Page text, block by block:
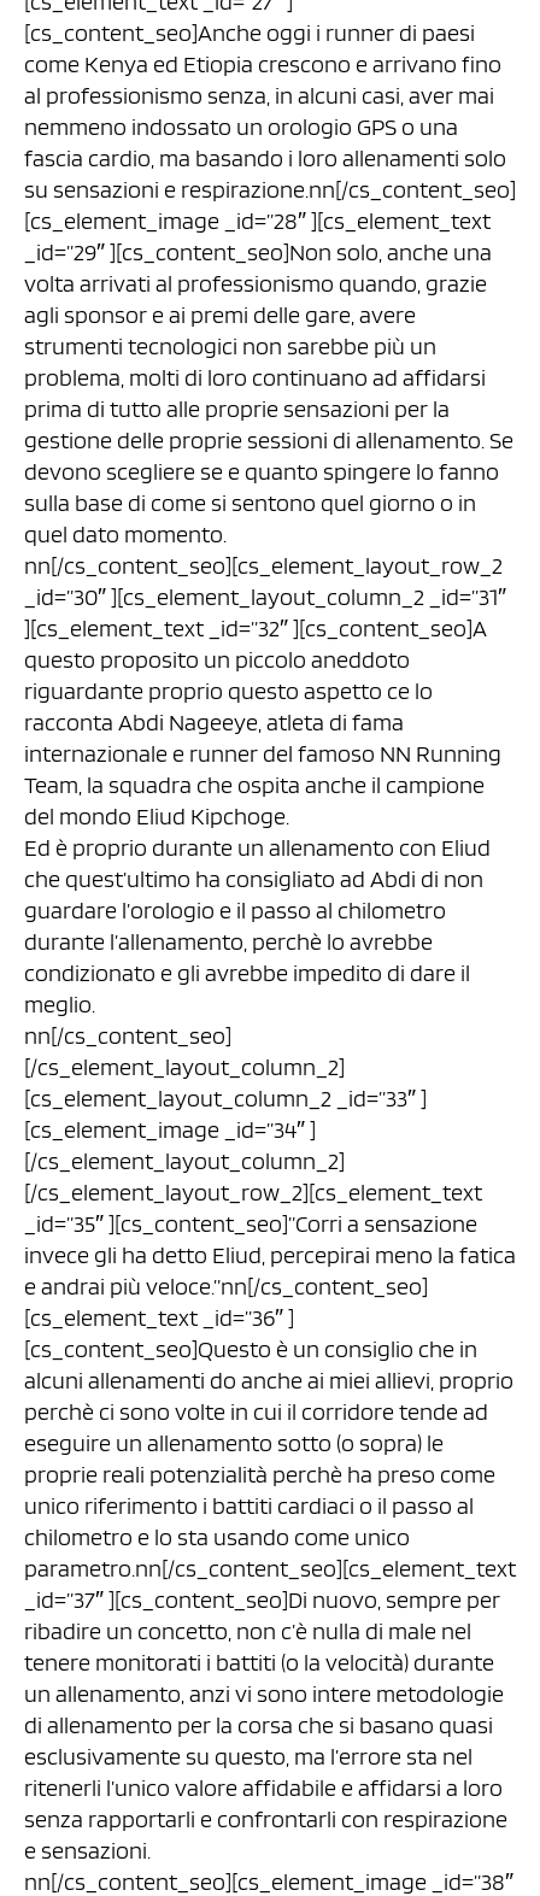
[cs_content_seo]Anche oggi i runner di paesi
come Kenya ed Etiopia crescono e arrivano fino
al professionismo senza, in alcuni casi, aver mai
nemmeno indossato un orologio GPS o una
fascia cardio, ma basando i loro allenamenti solo
su sensazioni e respirazione.nn[/cs_content_seo]
[cs_element_image _id=”28″ ][cs_element_text
_id=”29″ ][cs_content_seo]Non solo, anche una
volta arrivati al professionismo quando, grazie
agli sponsor e ai premi delle gare, avere
strumenti tecnologici non sarebbe più un
problema, molti di loro continuano ad affidarsi
prima di tutto alle proprie sensazioni per la
gestione delle proprie sessioni di allenamento. Se
devono scegliere se e quanto spingere lo fanno
sulla base di come si sentono quel giorno o in
quel dato momento.
nn[/cs_content_seo][cs_element_layout_row_2
_id=”30″ ][cs_element_layout_column_2 _id=”31″
][cs_element_text _id=”32″ ][cs_content_seo]A
questo proposito un piccolo aneddoto
riguardante proprio questo aspetto ce lo
racconta Abdi Nageeye, atleta di fama
internazionale e runner del famoso NN Running
Team, la squadra che ospita anche il campione
del mondo Eliud Kipchoge.
Ed è proprio durante un allenamento con Eliud
che quest’ultimo ha consigliato ad Abdi di non
guardare l’orologio e il passo al chilometro
durante l’allenamento, perchè lo avrebbe
condizionato e gli avrebbe impedito di dare il
meglio.
nn[/cs_content_seo]
[/cs_element_layout_column_2]
[cs_element_layout_column_2 _id=”33″ ]
[cs_element_image _id=”34″ ]
[/cs_element_layout_column_2]
[/cs_element_layout_row_2][cs_element_text
_id=”35″ ][cs_content_seo]”Corri a sensazione
invece gli ha detto Eliud, percepirai meno la fatica
e andrai più veloce.”nn[/cs_content_seo]
[cs_element_text _id=”36″ ]
[cs_content_seo]Questo è un consiglio che in
alcuni allenamenti do anche ai miei allievi, proprio
perchè ci sono volte in cui il corridore tende ad
eseguire un allenamento sotto (o sopra) le
proprie reali potenzialità perchè ha preso come
unico riferimento i battiti cardiaci o il passo al
chilometro e lo sta usando come unico
parametro.nn[/cs_content_seo][cs_element_text
_id=”37″ ][cs_content_seo]Di nuovo, sempre per
ribadire un concetto, non c’è nulla di male nel
tenere monitorati i battiti (o la velocità) durante
un allenamento, anzi vi sono intere metodologie
di allenamento per la corsa che si basano quasi
esclusivamente su questo, ma l’errore sta nel
ritenerli l’unico valore affidabile e affidarsi a loro
senza rapportarli e confrontarli con respirazione
e sensazioni.
nn[/cs_content_seo][cs_element_image _id=”38″